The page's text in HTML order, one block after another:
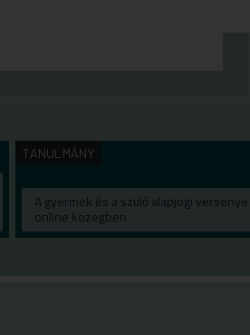
TANULMÁNY
A gyermek és a szülő alapjogi versenye
online közegben